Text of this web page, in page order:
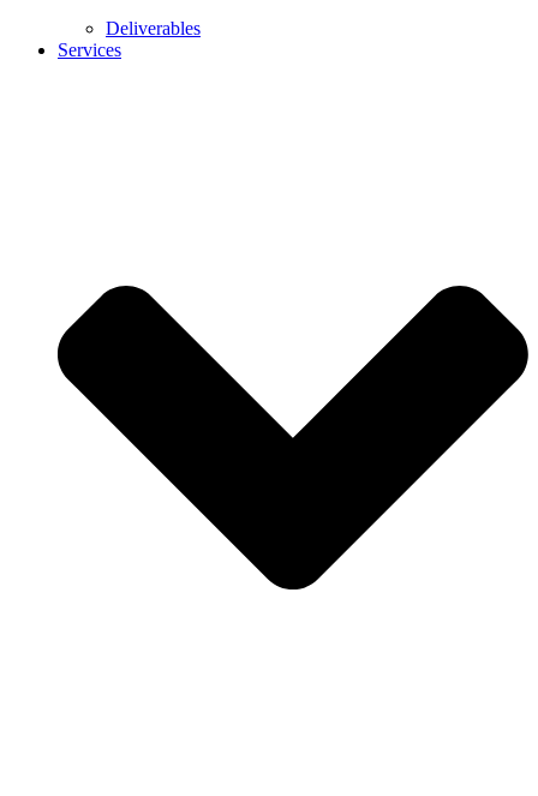
Deliverables
Services